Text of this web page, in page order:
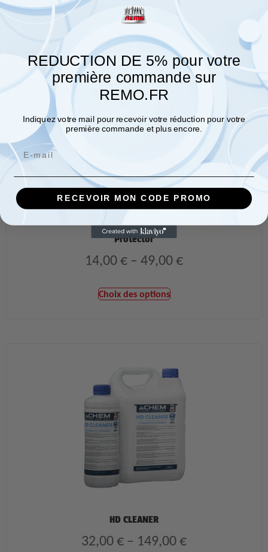
Produits associés
Protector
14,00€ – 49,00€
Choix des options
HD CLEANER
32,00€ – 149,00€
REDUCTION DE 5% pour votre
première commande sur
REMO.FR
Indiquez votre mail pour recevoir votre réduction pour votre
première commande et plus encore.
Email
RECEVOIR MON CODE PROMO